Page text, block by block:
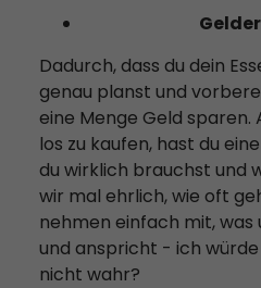
Dadurch, dass du dein
genau planst und
eine Menge Geld
los zu kaufen, hast du
du wirklich brauchst und
wir mal ehrlich, wie oft
nehmen einfach mit, was
und anspricht - ich würde
nicht wahr?